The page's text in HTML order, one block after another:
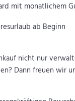
mit monatlichem
ab Beginn
nicht nur
Dann freuen wir